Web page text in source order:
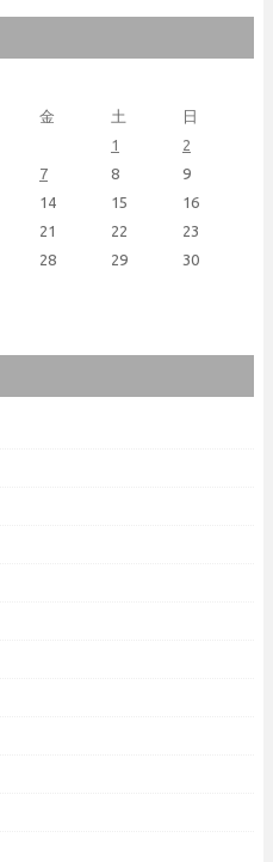
金 土 日
1
2
7 8
9
14 15
16
21 22
23
28 29
30